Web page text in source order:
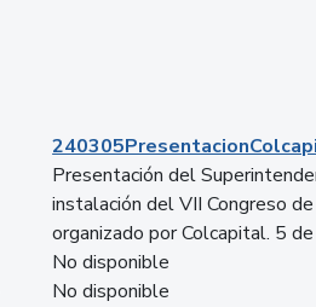
Presentación del
instalación del VII Congreso
organizado por Colcapital. 5
No disponible
No disponible